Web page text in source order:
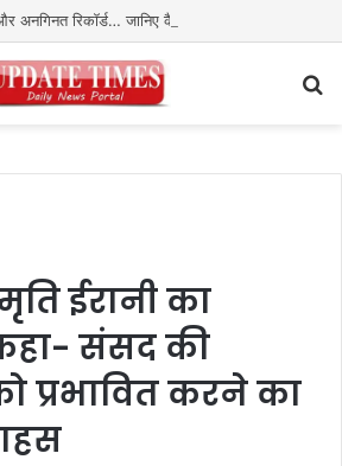
ईरानी का
संसद की
प्रभावित करने का